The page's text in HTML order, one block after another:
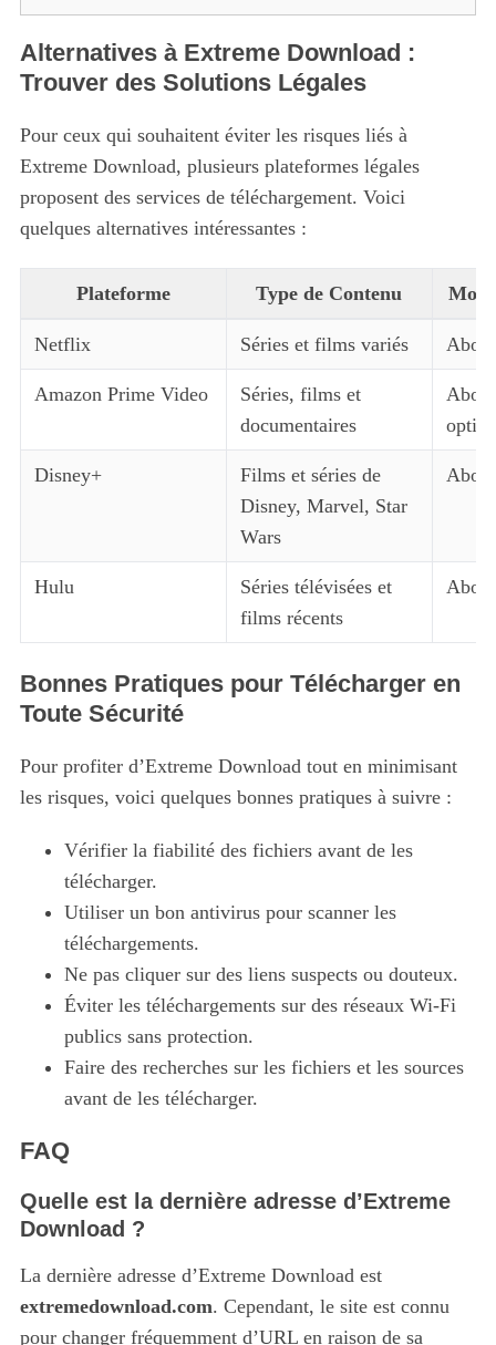
Alternatives à Extreme Download :
Trouver des Solutions Légales
Pour ceux qui souhaitent éviter les risques liés à
Extreme Download, plusieurs plateformes légales
proposent des services de téléchargement. Voici
quelques alternatives intéressantes :
Plateforme Type de Contenu
Netflix Séries et films variés
Amazon Prime Video
Séries, films et
documentaires
Disney+
Films et séries de
Disney, Marvel, Star
Wars
Hulu
Séries télévisées et
films récents
Bonnes Pratiques pour Télécharger en
Toute Sécurité
Pour profiter d’Extreme Download tout en minimisant
les risques, voici quelques bonnes pratiques à suivre :
Vérifier la fiabilité des fichiers avant de les
télécharger.
Utiliser un bon antivirus pour scanner les
téléchargements.
Ne pas cliquer sur des liens suspects ou douteux.
Éviter les téléchargements sur des réseaux Wi-Fi
publics sans protection.
Faire des recherches sur les fichiers et les sources
avant de les télécharger.
FAQ
Quelle est la dernière adresse d’Extreme
Download ?
La dernière adresse d’Extreme Download est
extremedownload.com. Cependant, le site est connu
pour changer fréquemment d’URL en raison de sa
S
e
a
r
f
o